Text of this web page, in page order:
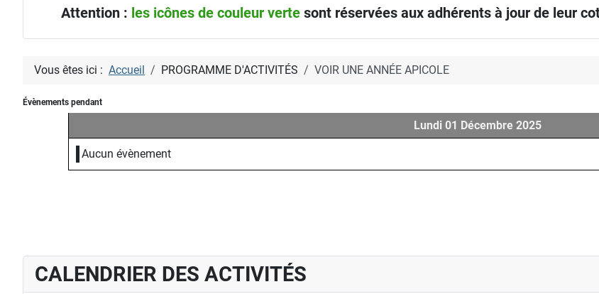
Attention : les icônes de couleur verte sont réservées aux adhérents à jour de leur
Vous êtes ici : Accueil PROGRAMME D'ACTIVITÉS VOIR UNE ANNÉE APICOLE
Évènements pendant
Lundi 01 Décembre 2025
Aucun évènement
CALENDRIER DES ACTIVITÉS